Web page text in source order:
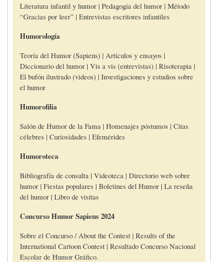
Literatura infantil y humor | Pedagogía del humor | Método
“Gracias por leer” | Entrevistas escritores infantiles
Humorología
Teoría del Humor (Sapiens) | Artículos y ensayos |
Diccionario del humor | Vis a vis (entrevistas) | Risoterapia |
El bufón ilustrado (videos) | Investigaciones y estudios sobre
el humor
Humorofilia
Salón de Humor de la Fama | Homenajes póstumos | Citas
célebres | Curiosidades | Efemérides
Humoroteca
Bibliografía de consulta | Videoteca | Directorio web sobre
humor | Fiestas populares | Boletines del Humor | La reseña
del humor | Libro de visitas
Concurso Humor Sapiens 2024
Sobre el Concurso / About the Contest | Results of the
International Cartoon Contest | Resultado Concurso Nacional
Escolar de Humor Gráfico.